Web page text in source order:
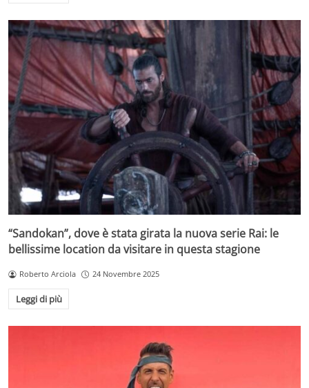
“Sandokan”, dove è stata girata la nuova serie Rai: le
bellissime location da visitare in questa stagione
Roberto Arciola 24 Novembre 2025
Leggi di più